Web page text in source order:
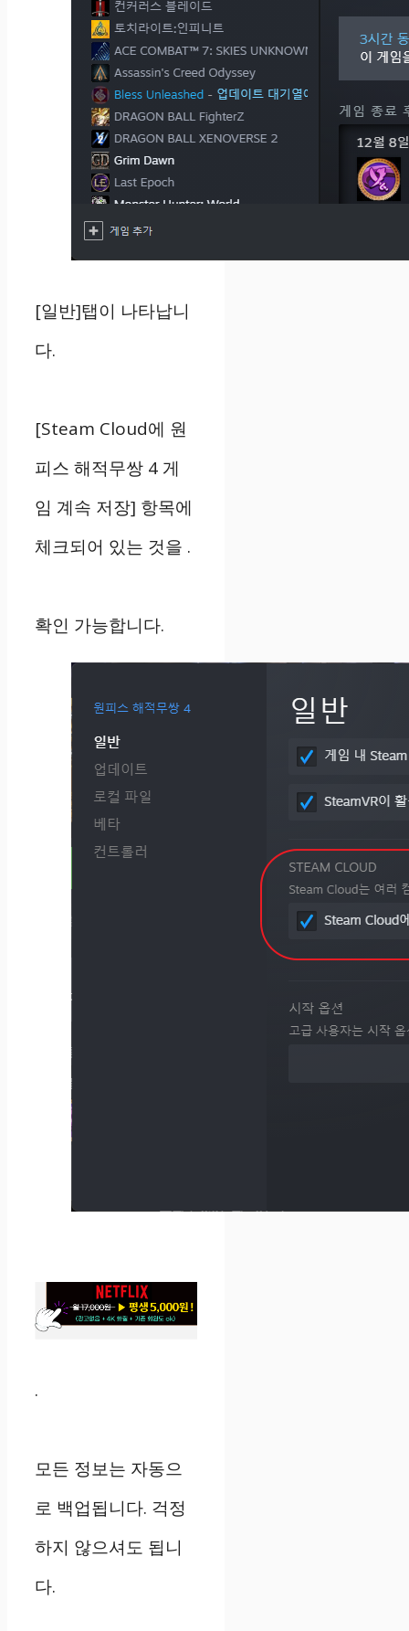
[일반]탭이 나타납니
다.
[Steam Cloud에 원
피스 해적무쌍 4 게
임 계속 저장] 항목에
체크되어 있는 것을 .
확인 가능합니다.
.
모든 정보는 자동으
로 백업됩니다. 걱정
하지 않으셔도 됩니
다.